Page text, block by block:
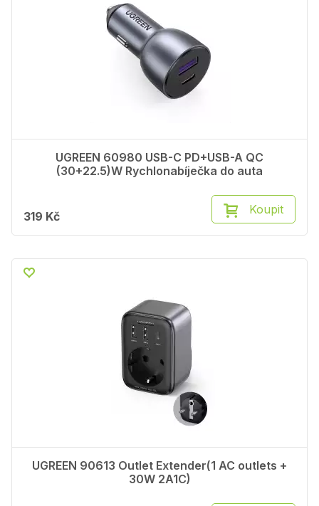
UGREEN 60980 USB-C PD+USB-A QC
(30+22.5)W Rychlonabíječka do auta
319 Kč Koupit
UGREEN 90613 Outlet Extender(1 AC outlets +
30W 2A1C)